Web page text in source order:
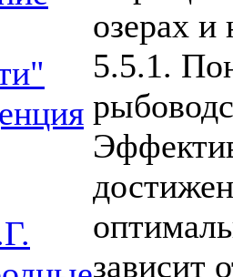
озерах и
5.5.1.
зависит